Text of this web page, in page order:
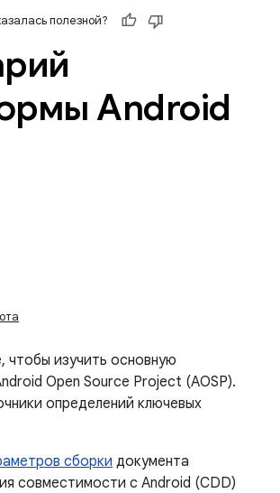
полезной?
Android
чтобы изучить основную
Open Source Project (AOSP).
определений ключевых
сборки документа
совместимости с Android (CDD)